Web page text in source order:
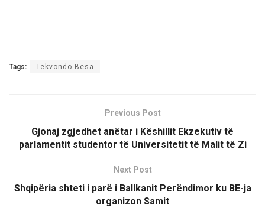
Tags: Tekvondo Besa
Previous Post
Gjonaj zgjedhet anëtar i Këshillit Ekzekutiv të
parlamentit studentor të Universitetit të Malit të Zi
Next Post
Shqipëria shteti i parë i Ballkanit Perëndimor ku BE-ja
organizon Samit